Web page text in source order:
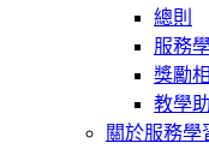
總則
服務
獎勵
教學
關於服務學